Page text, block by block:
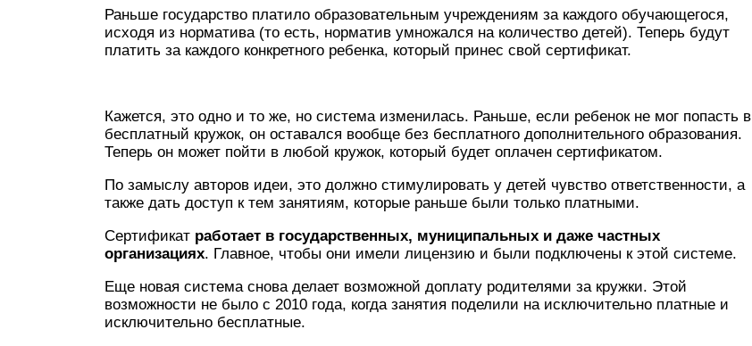
Раньше государство платило образовательным учреждениям за каждого обучающегося,
исходя из норматива (то есть, норматив умножался на количество детей). Теперь будут
платить за каждого конкретного ребенка, который принес свой сертификат.
Кажется, это одно и то же, но система изменилась. Раньше, если ребенок не мог попасть в
бесплатный кружок, он оставался вообще без бесплатного дополнительного образования.
Теперь он может пойти в любой кружок, который будет оплачен сертификатом.
По замыслу авторов идеи, это должно стимулировать у детей чувство ответственности, а
также дать доступ к тем занятиям, которые раньше были только платными.
Сертификат работает в государственных, муниципальных и даже частных
организациях. Главное, чтобы они имели лицензию и были подключены к этой системе.
Еще новая система снова делает возможной доплату родителями за кружки. Этой
возможности не было с 2010 года, когда занятия поделили на исключительно платные и
исключительно бесплатные.